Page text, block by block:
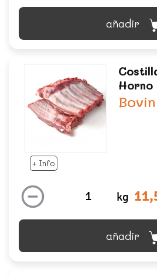
añadir
+ Info
Horno
kg
añadir